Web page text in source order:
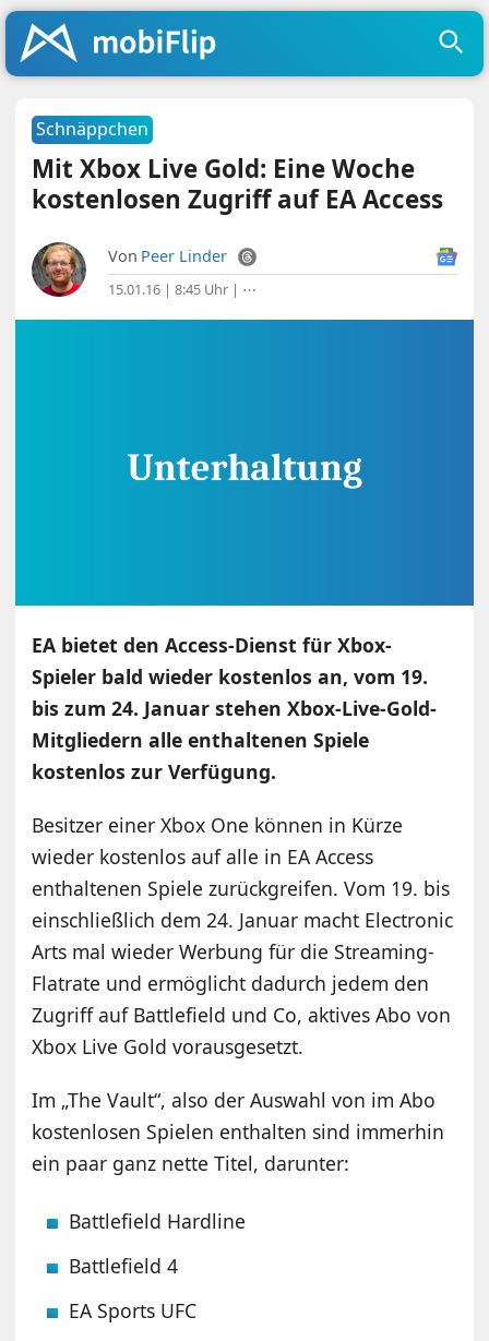
Schnäppchen
Mit Xbox Live Gold: Eine Woche
kostenlosen Zugriff auf EA Access
Von Peer Linder
15.01.16 | 8:45 Uhr | ⋯
EA bietet den Access-Dienst für Xbox-
Spieler bald wieder kostenlos an, vom 19.
bis zum 24. Januar stehen Xbox-Live-Gold-
Mitgliedern alle enthaltenen Spiele
kostenlos zur Verfügung.
Besitzer einer Xbox One können in Kürze
wieder kostenlos auf alle in EA Access
enthaltenen Spiele zurückgreifen. Vom 19. bis
einschließlich dem 24. Januar macht Electronic
Arts mal wieder Werbung für die Streaming-
Flatrate und ermöglicht dadurch jedem den
Zugriff auf Battlefield und Co, aktives Abo von
Xbox Live Gold vorausgesetzt.
Im „The Vault“, also der Auswahl von im Abo
kostenlosen Spielen enthalten sind immerhin
ein paar ganz nette Titel, darunter:
Battlefield Hardline
Battlefield 4
EA Sports UFC